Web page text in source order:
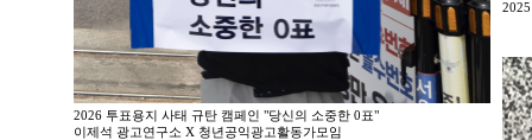
2026 투표용지 사태 규탄 캠페인 "당신의 소중한 0표"
이제석 광고연구소 X 청년공익광고활동가모임
2025